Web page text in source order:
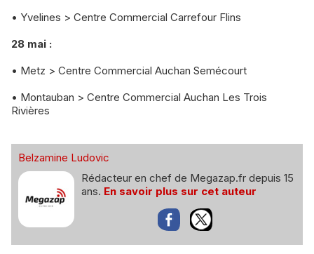
• Yvelines > Centre Commercial Carrefour Flins
28 mai :
• Metz > Centre Commercial Auchan Semécourt
• Montauban > Centre Commercial Auchan Les Trois
Rivières
Belzamine Ludovic
Rédacteur en chef de Megazap.fr depuis 15
ans. En savoir plus sur cet auteur